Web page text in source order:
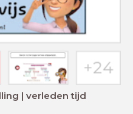
| verleden tijd